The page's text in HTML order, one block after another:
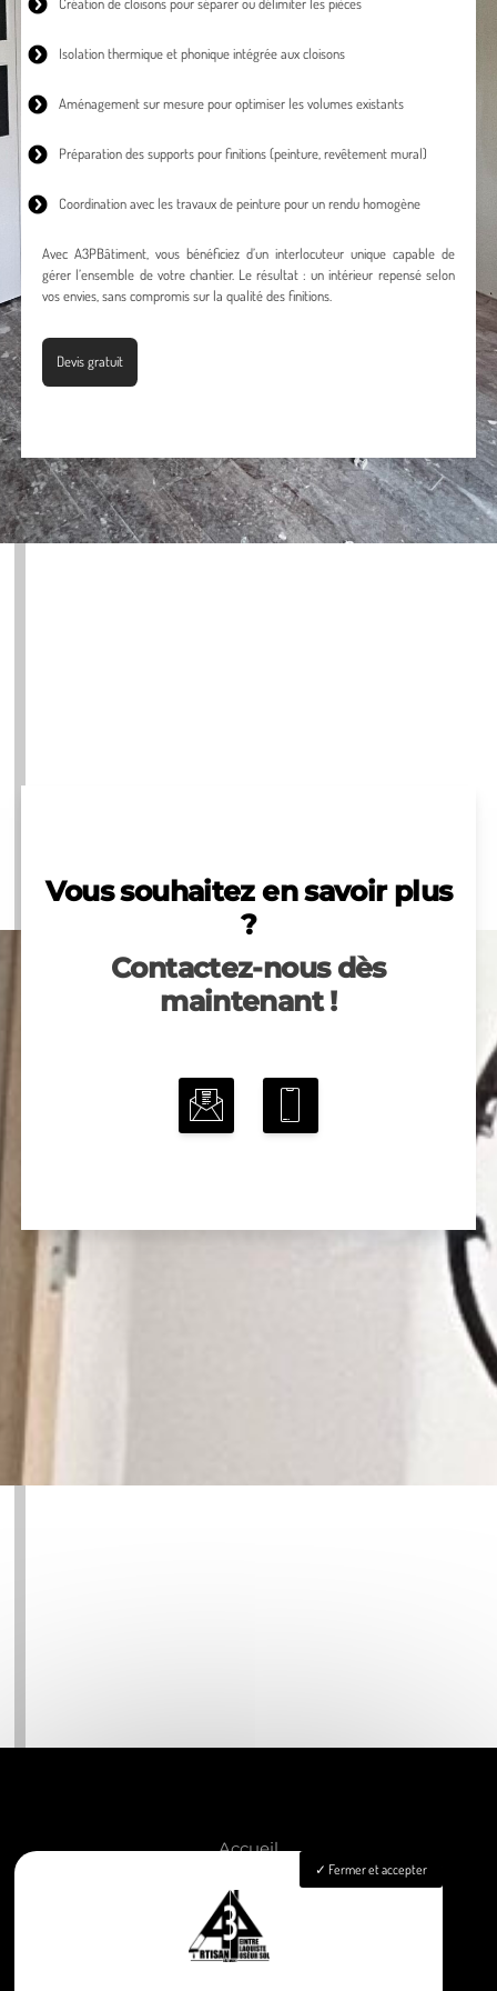
Isolation thermiqueet phonique intégrée aux cloisons
Aménagement sur mesurepour optimiser les volumes existants
Préparation des supports pour finitions (peinture, revêtement mural)
Coordination avec les travaux de peinture pour un rendu homogène
Avec A3PBâtiment, vous bénéficiez d’un interlocuteur unique capable de
gérer l’ensemble de votre chantier. Le résultat : un intérieur repensé selon
vos envies, sans compromis sur la qualité des finitions.
Devis gratuit
Vous souhaitez en savoir plus
?
Contactez-nous dès
maintenant !
Accueil
Aménagement intérieur
Isolation
Pose de revêtements sols & murs
Fermer et accepter